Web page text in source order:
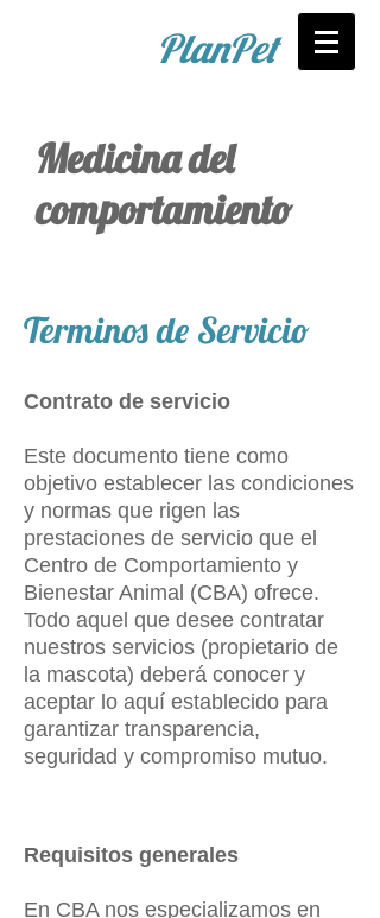
PlanPet
Medicina del
comportamiento
Terminos de Servicio
Contrato de servicio
Este documento tiene como
objetivo establecer las condiciones
y normas que rigen las
prestaciones de servicio que el
Centro de Comportamiento y
Bienestar Animal (CBA) ofrece.
Todo aquel que desee contratar
nuestros servicios (propietario de
la mascota) deberá conocer y
aceptar lo aquí establecido para
garantizar transparencia,
seguridad y compromiso mutuo.
Requisitos generales
En CBA nos especializamos en